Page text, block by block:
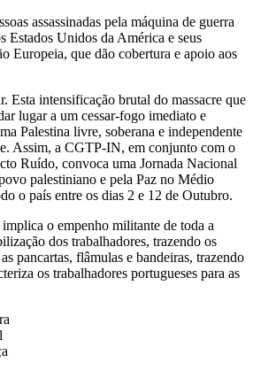
assassinadas pela máquina de guerra
Estados Unidos da América e seus
Europeia, que dão cobertura e apoio aos
Esta intensificação brutal do massacre que
lugar a um cessar-fogo imediato e
Palestina livre, soberana e independente
Assim, a CGTP-IN, em conjunto com o
Ruído, convoca uma Jornada Nacional
palestiniano e pela Paz no Médio
o país entre os dias 2 e 12 de Outubro.
implica o empenho militante de toda a
dos trabalhadores, trazendo os
pancartas, flâmulas e bandeiras, trazendo
os trabalhadores portugueses para as